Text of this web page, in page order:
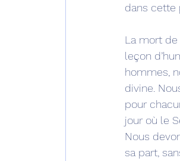
dans cette
La mort de
leçon
hommes,
divine.
pour
jour où le
Nous
sa part,